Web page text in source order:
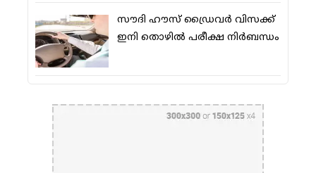
സൗദി ഹൗസ് ഡ്രൈവര്‍ വിസക്ക്
ഇനി തൊഴില്‍ പരീക്ഷ നിര്‍ബന്ധം